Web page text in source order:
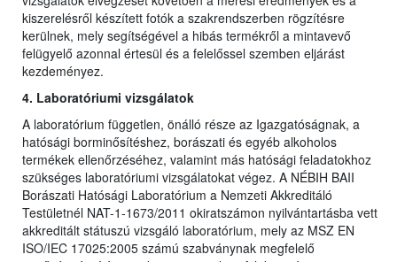
kiszerelésről készített fotók a szakrendszerben rögzítésre
kerülnek, mely segítségével a hibás termékről a mintavevő
felügyelő azonnal értesül és a felelőssel szemben eljárást
kezdeményez.
4. Laboratóriumi vizsgálatok
A laboratórium független, önálló része az Igazgatóságnak, a
hatósági borminősítéshez, borászati és egyéb alkoholos
termékek ellenőrzéséhez, valamint más hatósági feladatokhoz
szükséges laboratóriumi vizsgálatokat végez. A NÉBIH BAII
Borászati Hatósági Laboratórium a Nemzeti Akkreditáló
Testületnél NAT-1-1673/2011 okiratszámon nyilvántartásba vett
akkreditált státuszú vizsgáló laboratórium, mely az MSZ EN
ISO/IEC 17025:2005 számú szabványnak megfelelő